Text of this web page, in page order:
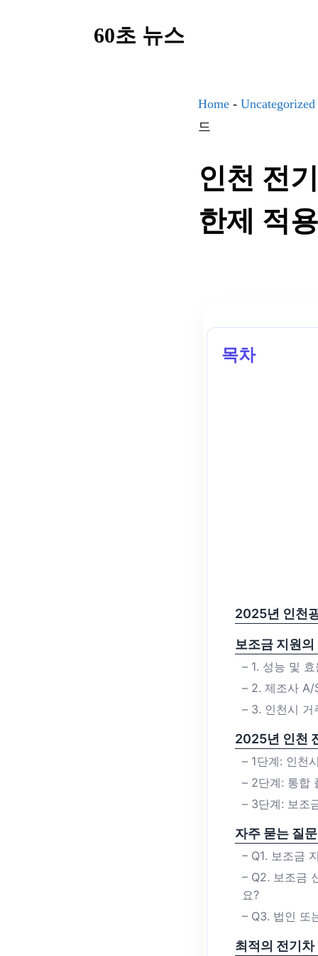
60초 뉴스
Home - Uncategorized
드
인천 전
한제 적
목차
2025년 인천
보조금 지원
– 1. 성능 및
– 2. 제조사 A/
– 3. 인천시 거
2025년 인천
– 1단계: 인천
– 2단계: 통합
– 3단계: 보조
자주 묻는 질
– Q1. 보조금
– Q2. 보조금
요?
– Q3. 법인 또
최적의 전기차